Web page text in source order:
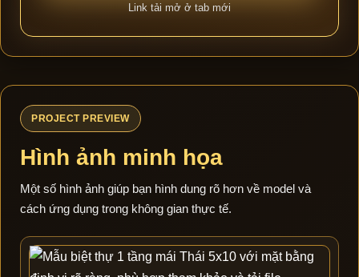
Link tải mở ở tab mới
PROJECT PREVIEW
Hình ảnh minh họa
Một số hình ảnh giúp bạn hình dung rõ hơn về model và
cách ứng dụng trong không gian thực tế.